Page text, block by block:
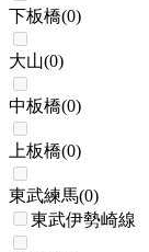
下板橋(0)
大山(0)
中板橋(0)
上板橋(0)
東武練馬(0)
東武伊勢崎線